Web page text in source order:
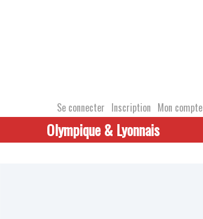
Se connecter Inscription Mon compte
Olympique & Lyonnais